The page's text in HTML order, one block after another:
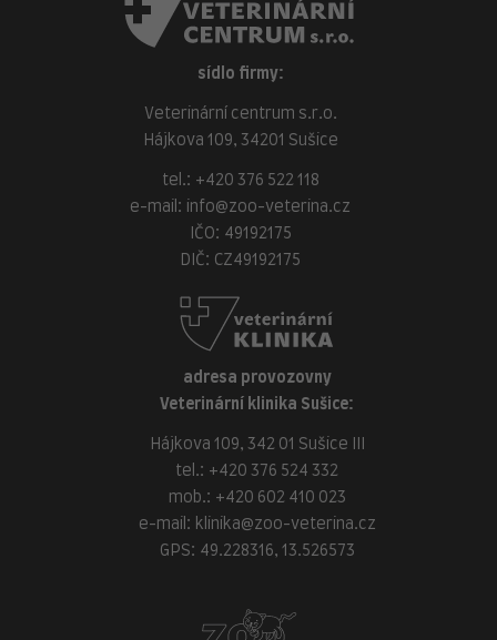
sídlo firmy:
Veterinární centrum s.r.o.
Hájkova 109, 34201 Sušice
tel.: +420 376 522 118
e-mail:
info@zoo-veterina.cz
IČO: 49192175
DIČ: CZ49192175
adresa provozovny
Veterinární klinika Sušice:
Hájkova 109, 342 01 Sušice III
tel.: +420 376 524 332
mob.: +420 602 410 023
e-mail: klinika@zoo-veterina.cz
GPS: 49.228316, 13.526573